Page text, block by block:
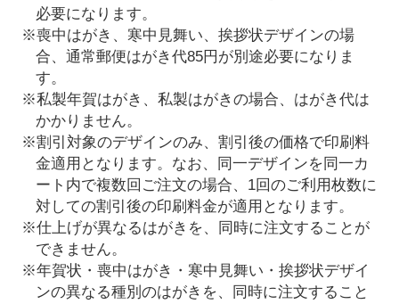
必要になります。
※喪中はがき、寒中見舞い、挨拶状デザインの場
合、通常郵便はがき代85円が別途必要になりま
す。
※私製年賀はがき、私製はがきの場合、はがき代は
かかりません。
※割引対象のデザインのみ、割引後の価格で印刷料
金適用となります。なお、同一デザインを同一カ
ート内で複数回ご注文の場合、1回のご利用枚数に
対しての割引後の印刷料金が適用となります。
※仕上げが異なるはがきを、同時に注文することが
できません。
※年賀状・喪中はがき・寒中見舞い・挨拶状デザイ
ンの異なる種別のはがきを、同時に注文すること